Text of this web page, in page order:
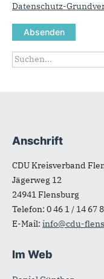
Datenschutz-
Suche
Fußbereich
Anschrift
CDU Kreisverband
Jägerweg 12
24941Flensburg
Telefon: 0 46 1 / 14 67
E-Mail: info@cdu-
Im Web